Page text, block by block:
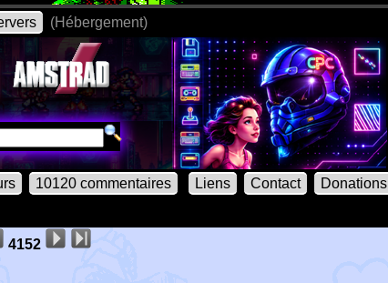
(Hébergement)
10120 commentaires Liens Contact Donations
4152